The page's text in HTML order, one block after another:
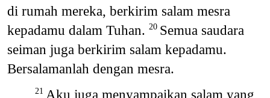
di rumah mereka, berkirim salam mesra
kepadamu dalam Tuhan. 20 Semua saudara
seiman juga berkirim salam kepadamu.
Bersalamanlah dengan mesra.
21 Aku juga menyampaikan salam yang